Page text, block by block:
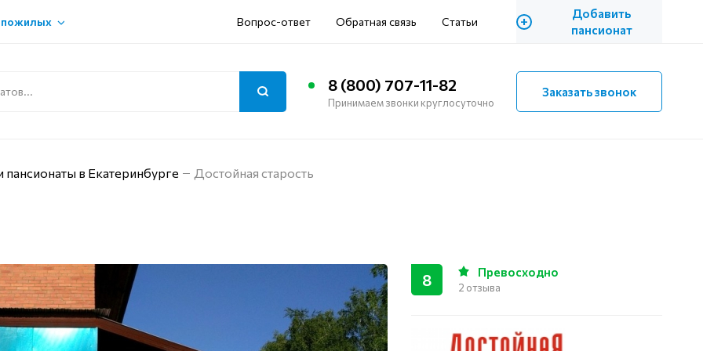
пожилых Вопрос-ответ Обратная связь Статьи +
Добавить
пансионат
8 (800) 707-11-82
Принимаем звонки круглосуточно
Заказать звонок
в Екатеринбурге Достойная старость
8 Превосходно
2 отзыва